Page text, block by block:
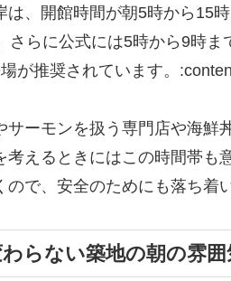
、開館時間が朝5時から15
さらに公式には5時から9時
が推奨されています。
ーモンを扱う専門店や海鮮
えるときにはこの時間帯も
で、安全のためにも落ち着
らない築地の朝の雰囲